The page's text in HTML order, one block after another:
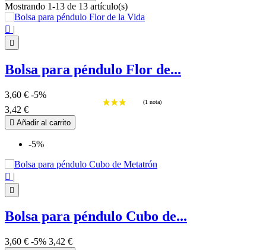
Mostrando 1-13 de 13 artículo(s)
 |

Bolsa para péndulo Flor de...
3,60 € -5%
3,42 €
 Añadir al carrito
-5%
 |

Bolsa para péndulo Cubo de...
3,60 € -5% 3,42 €